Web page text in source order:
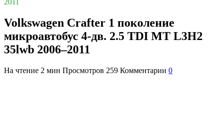
2011
Volkswagen Crafter 1 поколение
микроавтобус 4-дв. 2.5 TDI MT L3H2
35lwb 2006–2011
На чтение 2 мин Просмотров 259 Комментарии 0